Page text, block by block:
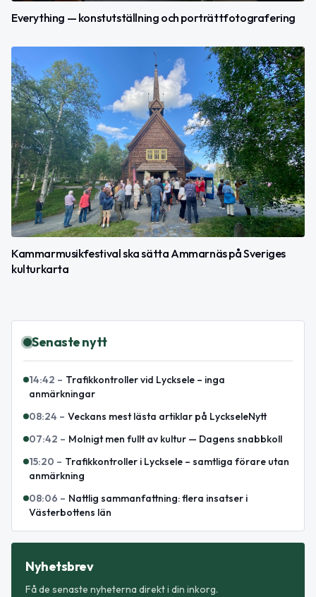
Everything — konstutställning och porträttfotografering
Kammarmusikfestival ska sätta Ammarnäs på Sveriges
kulturkarta
Senaste nytt
14:42 – Trafikkontroller vid Lycksele – inga
anmärkningar
08:24 – Veckans mest lästa artiklar på LyckseleNytt
07:42 – Molnigt men fullt av kultur — Dagens snabbkoll
15:20 – Trafikkontroller i Lycksele – samtliga förare utan
anmärkning
08:06 – Nattlig sammanfattning: flera insatser i
Västerbottens län
Nyhetsbrev
Få de senaste nyheterna direkt i din inkorg.